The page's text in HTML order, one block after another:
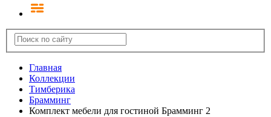
Главная
Коллекции
Тимберика
Брамминг
Комплект мебели для гостиной Брамминг 2